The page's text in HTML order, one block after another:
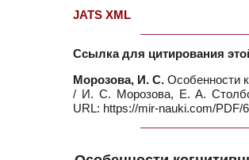
JATS XML
Ссылка для цитирования
Морозова, И. С. Особенности
/ И. С. Морозова, Е. А.
URL: https://mir-nauki.com/PDF/